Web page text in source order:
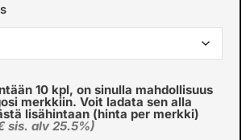
10 kpl, on sinulla mahdollisuus
merkkiin. Voit ladata sen alla
lisähintaan (hinta per merkki)
sis. alv 25.5%)